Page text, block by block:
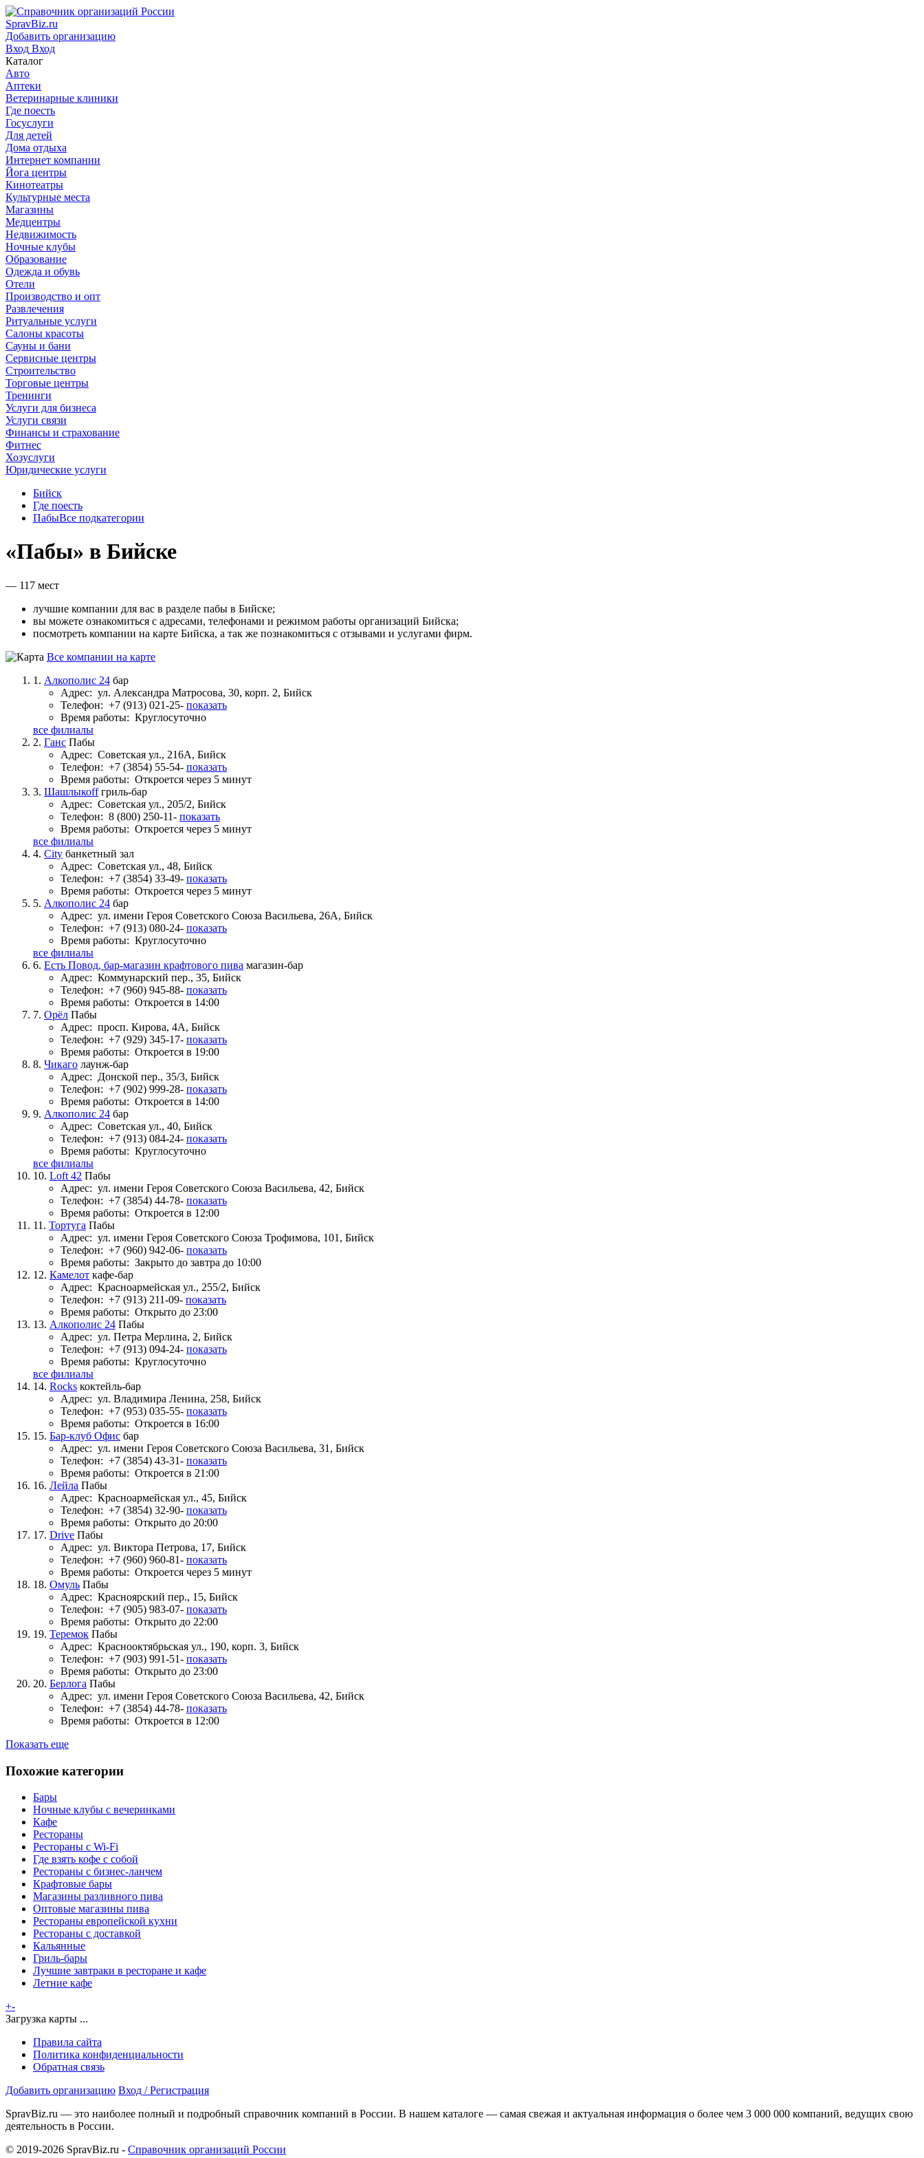
SpravBiz.ru
Добавить организацию
Вход Вход
Каталог
Авто
Аптеки
Ветеринарные клиники
Где поесть
Госуслуги
Для детей
Дома отдыха
Интернет компании
Йога центры
Кинотеатры
Культурные места
Магазины
Медцентры
Недвижимость
Ночные клубы
Образование
Одежда и обувь
Отели
Производство и опт
Развлечения
Ритуальные услуги
Салоны красоты
Сауны и бани
Сервисные центры
Строительство
Торговые центры
Тренинги
Услуги для бизнеса
Услуги связи
Финансы и страхование
Фитнес
Хозуслуги
Юридические услуги
Бийск
Где поесть
ПабыВсе подкатегории
«Пабы» в Бийске
— 117 мест
лучшие компании для вас в разделе пабы в Бийске;
вы можете ознакомиться с адресами, телефонами и режимом работы организаций Бийска;
посмотреть компании на карте Бийска, а так же познакомиться с отзывами и услугами фирм.
Все компании на карте
1. Алкополис 24 бар
Адрес: ул. Александра Матросова, 30, корп. 2, Бийск
Телефон: +7 (913) 021-25- показать
Время работы: Круглосуточно
все филиалы
2. Ганс Пабы
Адрес: Советская ул., 216А, Бийск
Телефон: +7 (3854) 55-54- показать
Время работы: Откроется через 5 минут
3. Шашлыкоff гриль-бар
Адрес: Советская ул., 205/2, Бийск
Телефон: 8 (800) 250-11- показать
Время работы: Откроется через 5 минут
все филиалы
4. City банкетный зал
Адрес: Советская ул., 48, Бийск
Телефон: +7 (3854) 33-49- показать
Время работы: Откроется через 5 минут
5. Алкополис 24 бар
Адрес: ул. имени Героя Советского Союза Васильева, 26А, Бийск
Телефон: +7 (913) 080-24- показать
Время работы: Круглосуточно
все филиалы
6. Есть Повод, бар-магазин крафтового пива магазин-бар
Адрес: Коммунарский пер., 35, Бийск
Телефон: +7 (960) 945-88- показать
Время работы: Откроется в 14:00
7. Орёл Пабы
Адрес: просп. Кирова, 4А, Бийск
Телефон: +7 (929) 345-17- показать
Время работы: Откроется в 19:00
8. Чикаго лаунж-бар
Адрес: Донской пер., 35/3, Бийск
Телефон: +7 (902) 999-28- показать
Время работы: Откроется в 14:00
9. Алкополис 24 бар
Адрес: Советская ул., 40, Бийск
Телефон: +7 (913) 084-24- показать
Время работы: Круглосуточно
все филиалы
10. Loft 42 Пабы
Адрес: ул. имени Героя Советского Союза Васильева, 42, Бийск
Телефон: +7 (3854) 44-78- показать
Время работы: Откроется в 12:00
11. Тортуга Пабы
Адрес: ул. имени Героя Советского Союза Трофимова, 101, Бийск
Телефон: +7 (960) 942-06- показать
Время работы: Закрыто до завтра до 10:00
12. Камелот кафе-бар
Адрес: Красноармейская ул., 255/2, Бийск
Телефон: +7 (913) 211-09- показать
Время работы: Открыто до 23:00
13. Алкополис 24 Пабы
Адрес: ул. Петра Мерлина, 2, Бийск
Телефон: +7 (913) 094-24- показать
Время работы: Круглосуточно
все филиалы
14. Rocks коктейль-бар
Адрес: ул. Владимира Ленина, 258, Бийск
Телефон: +7 (953) 035-55- показать
Время работы: Откроется в 16:00
15. Бар-клуб Офис бар
Адрес: ул. имени Героя Советского Союза Васильева, 31, Бийск
Телефон: +7 (3854) 43-31- показать
Время работы: Откроется в 21:00
16. Лейла Пабы
Адрес: Красноармейская ул., 45, Бийск
Телефон: +7 (3854) 32-90- показать
Время работы: Открыто до 20:00
17. Drive Пабы
Адрес: ул. Виктора Петрова, 17, Бийск
Телефон: +7 (960) 960-81- показать
Время работы: Откроется через 5 минут
18. Омуль Пабы
Адрес: Красноярский пер., 15, Бийск
Телефон: +7 (905) 983-07- показать
Время работы: Открыто до 22:00
19. Теремок Пабы
Адрес: Краснооктябрьская ул., 190, корп. 3, Бийск
Телефон: +7 (903) 991-51- показать
Время работы: Открыто до 23:00
20. Берлога Пабы
Адрес: ул. имени Героя Советского Союза Васильева, 42, Бийск
Телефон: +7 (3854) 44-78- показать
Время работы: Откроется в 12:00
Показать еще
Похожие категории
Бары
Ночные клубы с вечеринками
Кафе
Рестораны
Рестораны с Wi-Fi
Где взять кофе с собой
Рестораны с бизнес-ланчем
Крафтовые бары
Магазины разливного пива
Оптовые магазины пива
Рестораны европейской кухни
Рестораны с доставкой
Кальянные
Гриль-бары
Лучшие завтраки в ресторане и кафе
Летние кафе
+-
Загрузка карты ...
Правила сайта
Политика конфиденциальности
Обратная связь
Добавить организацию Вход / Регистрация
SpravBiz.ru — это наиболее полный и подробный справочник компаний в России. В нашем каталоге — самая свежая и актуальная информация о более чем 3 000 000 компаний, ведущих свою
деятельность в России.
© 2019-2026 SpravBiz.ru - Справочник организаций России